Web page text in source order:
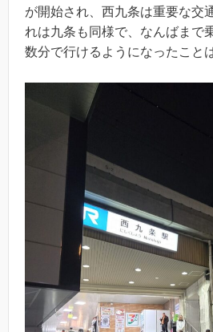
が開始され、西九条は重要な交
れは九条も同様で、なんばまで
数分で行けるようになったこと